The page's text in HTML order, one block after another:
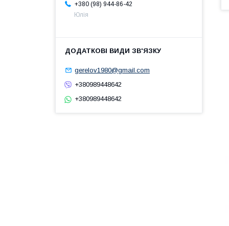
+380 (98) 944-86-42
Юлія
gerelov1980@gmail.com
+380989448642
+380989448642